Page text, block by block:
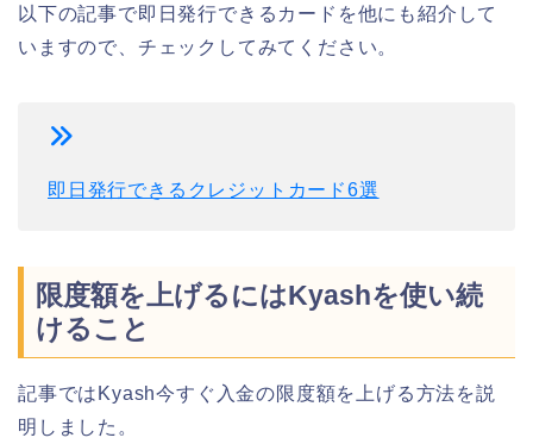
以下の記事で即日発行できるカードを他にも紹介して
いますので、チェックしてみてください。
即日発行できるクレジットカード6選
限度額を上げるにはKyashを使い続
けること
記事ではKyash今すぐ入金の限度額を上げる方法を説
明しました。